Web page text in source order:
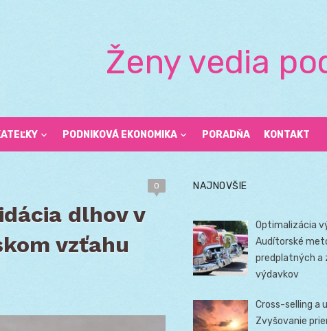
Ženy vedia
PODNIKOVÁ EKONOMIKA PORADŇA KONTAKT
0
dlhov v
vzťahu
NAJNOVŠIE
Optimalizácia
Audítorské
predplatných a
výdavkov
Cross-selling a
Zvyšovanie